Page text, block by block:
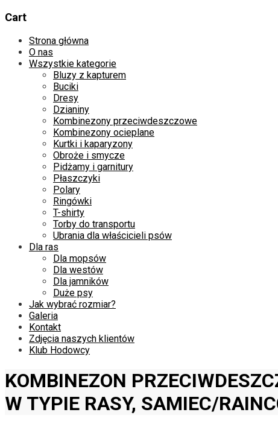
Cart
Skip
content
Strona główna
O nas
Wszystkie kategorie
Bluzy z kapturem
Buciki
Dresy
Dzianiny
Kombinezony przeciwdeszczowe
Kombinezony ocieplane
Kurtki i kaparyzony
Obroże i smycze
Pidżamy i garnitury
Płaszczyki
Polary
Ringówki
T-shirty
Torby do transportu
Ubrania dla właścicieli psów
Dla ras
Dla mopsów
Dla westów
Dla jamników
Duże psy
Jak wybrać rozmiar?
Galeria
Kontakt
Zdjęcia naszych klientów
Klub Hodowcy
KOMBINEZON
W TYPIE RASY, SAMIEC/